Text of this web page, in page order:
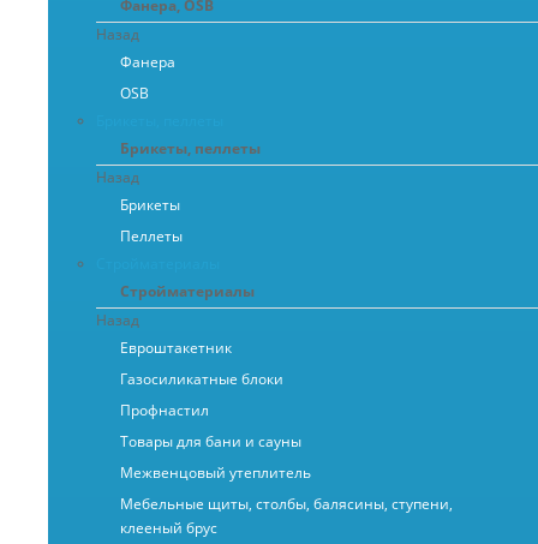
Фанера, OSB
Назад
Фанера
OSB
Брикеты, пеллеты
Назад
Брикеты
Пеллеты
Стройматериалы
Назад
Евроштакетник
Газосиликатные блоки
Профнастил
Товары для бани и сауны
Межвенцовый утеплитель
Мебельные щиты, столбы, балясины, ступени,
клееный брус